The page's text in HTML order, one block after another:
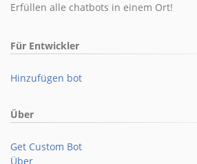
Erfüllen alle chatbots in einem Ort!
Für Entwickler
Hinzufügen bot
Über
Get Custom Bot
Über